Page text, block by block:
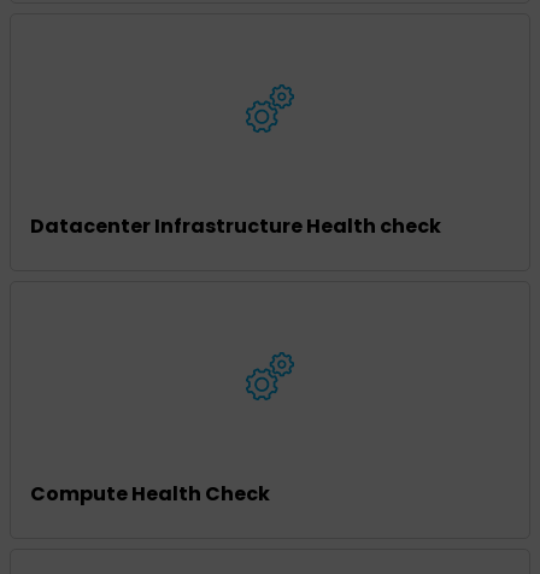
Datacenter Infrastructure Health check
Compute Health Check